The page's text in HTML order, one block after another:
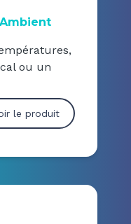
ou un
le produit